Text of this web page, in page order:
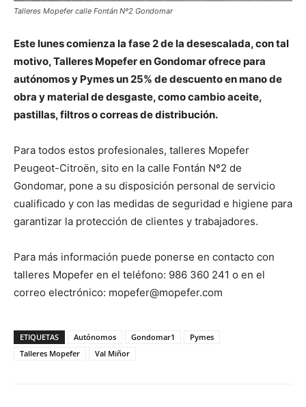
Talleres Mopefer calle Fontán Nº2 Gondomar
Este lunes comienza la fase 2 de la desescalada, con tal
motivo, Talleres Mopefer en Gondomar ofrece para
autónomos y Pymes un 25% de descuento en mano de
obra y material de desgaste, como cambio aceite,
pastillas, filtros o correas de distribución.
Para todos estos profesionales, talleres Mopefer
Peugeot-Citroën, sito en la calle Fontán Nº2 de
Gondomar, pone a su disposición personal de servicio
cualificado y con las medidas de seguridad e higiene para
garantizar la protección de clientes y trabajadores.
Para más información puede ponerse en contacto con
talleres Mopefer en el teléfono: 986 360 241 o en el
correo electrónico: mopefer@mopefer.com
ETIQUETAS Autónomos Gondomar1
Pymes
Talleres Mopefer
Val Miñor